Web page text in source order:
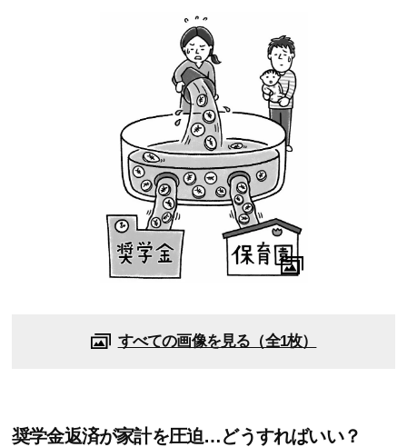
すべての画像を見る（全1枚）
奨学金返済が家計を圧迫…どうすればいい？